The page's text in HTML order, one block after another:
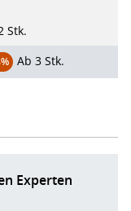
Stk.
Ab 3 Stk.
Experten